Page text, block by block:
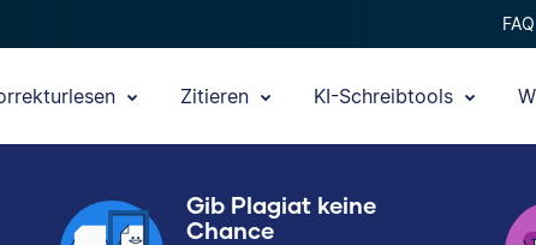
FAQ
Zitieren KI-Schreibtools
Gib Plagiat keine
Chance